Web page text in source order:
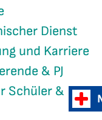
Dienst
und Karriere
& PJ
Schüler &